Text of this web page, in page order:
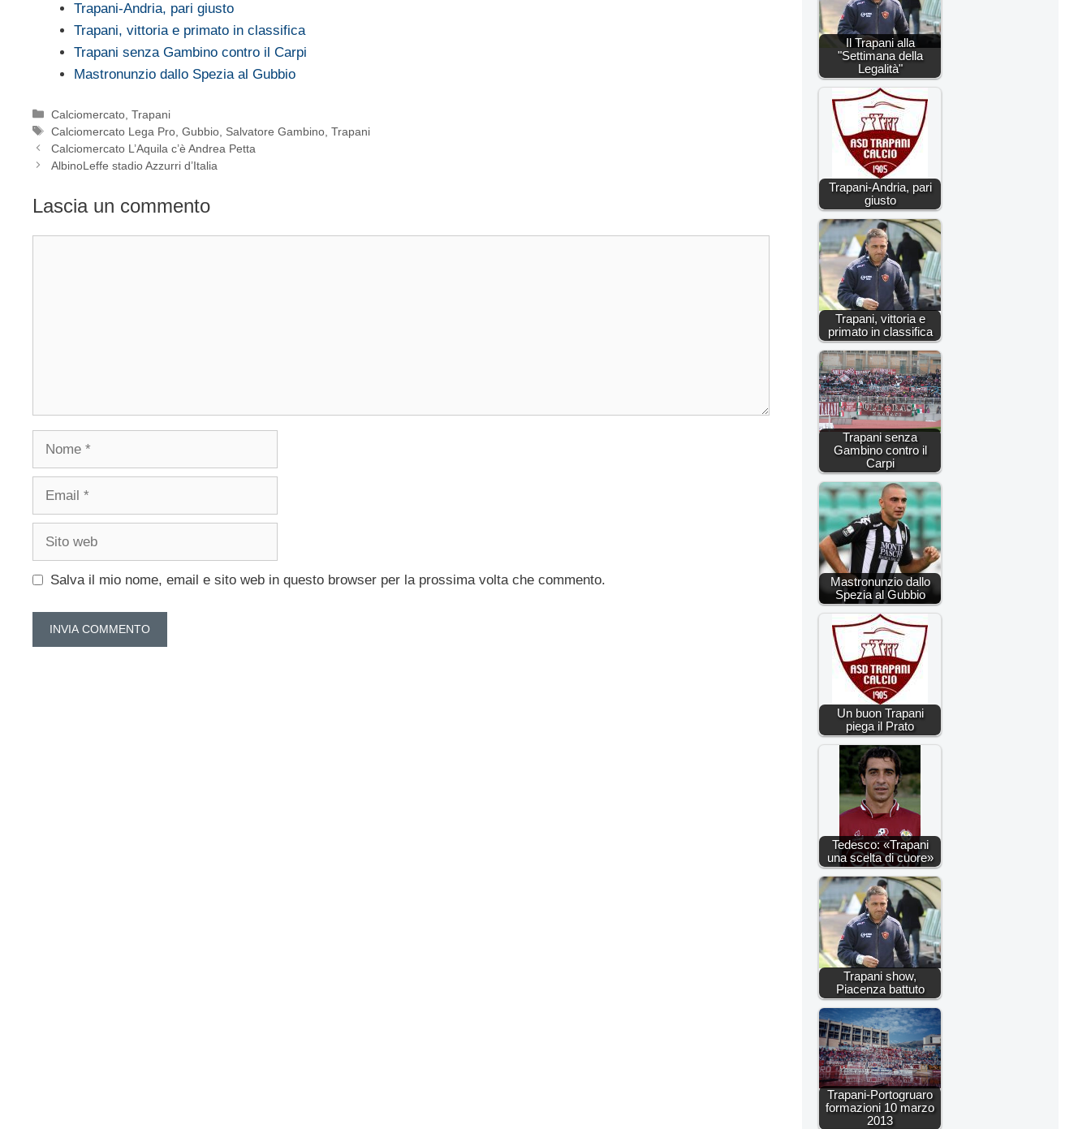
Trapani-Andria, pari giusto
Trapani, vittoria e primato in classifica
Trapani senza Gambino contro il Carpi
Mastronunzio dallo Spezia al Gubbio
Categorie
Calciomercato ,Trapani
Tag
Calciomercato Lega Pro ,Gubbio Salvatore Gambino ,Trapani
Calciomercato L’Aquila c’è Andrea Petta
AlbinoLeffe stadio Azzurri d’Italia
Lascia un commento
Nome
Email
Sito
Salva il mio nome, email e sito web in questo browser per la prossima volta che commento.
Il Trapani alla
"Settimana della
Legalità"
Trapani-Andria, pari
giusto
Trapani, vittoria e
primato in classifica
Trapani senza
Gambino contro il
Carpi
Mastronunzio dallo
Spezia al Gubbio
Un buon Trapani
piega il Prato
Tedesco: «Trapani
una scelta di cuore»
Trapani show,
Piacenza battuto
Trapani-Portogruaro
formazioni 10 marzo
2013